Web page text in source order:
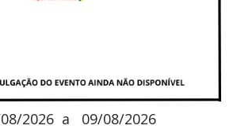
2026 a 09/08/2026